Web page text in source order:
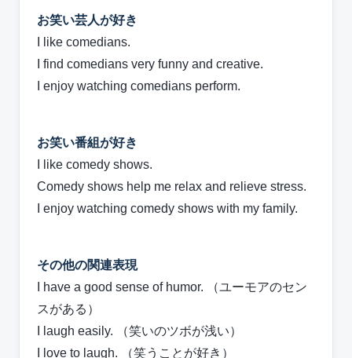
お笑い芸人が好き
I like comedians.
I find comedians very funny and creative.
I enjoy watching comedians perform.
お笑い番組が好き
I like comedy shows.
Comedy shows help me relax and relieve stress.
I enjoy watching comedy shows with my family.
その他の関連表現
I have a good sense of humor. （ユーモアのセン
スがある）
I laugh easily. （笑いのツボが浅い）
I love to laugh. （笑うことが好き）